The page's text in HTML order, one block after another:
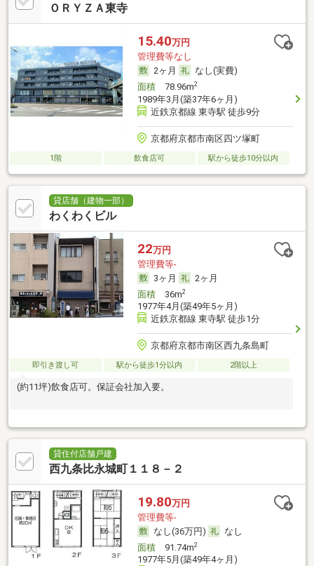
ＯＲＹＺＡ東寺
15.40万円
管理費等なし
2ヶ月
なし(実費)
面積78.96m2
1989年3月(築37年6ヶ月)
近鉄京都線 東寺駅 徒歩9分
京都府京都市南区四ツ塚町
1階 飲食店可 駅から徒歩10分以内
貸店舗（建物一部）
わくわくビル
22万円
管理費等-
3ヶ月
2ヶ月
面積36m2
1977年4月(築49年5ヶ月)
近鉄京都線 東寺駅 徒歩1分
京都府京都市南区西九条島町
即引き渡し可 駅から徒歩1分以内 2階以上
(約11坪)飲食店可。保証会社加入要。
貸住付店舗戸建
西九条比永城町１１８－２
19.80万円
管理費等-
なし(36万円)
なし
面積91.74m2
1977年5月(築49年4ヶ月)